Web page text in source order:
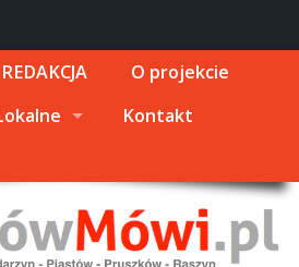
REDAKCJA
O projekcie
Kontakt